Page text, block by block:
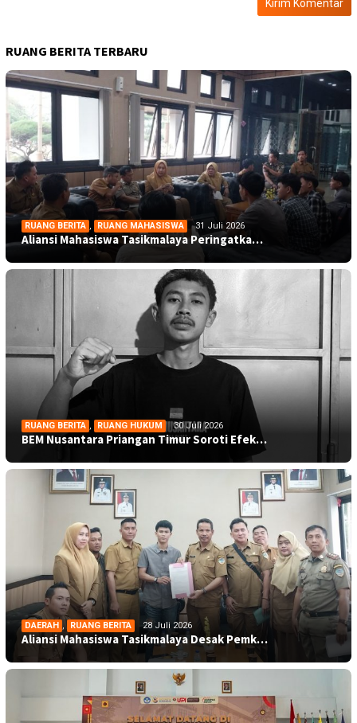
RUANG BERITA TERBARU
RUANG BERITA , RUANG MAHASISWA 31 Juli 2026
Aliansi Mahasiswa Tasikmalaya Peringatka…
RUANG BERITA , RUANG HUKUM 30 Juli 2026
BEM Nusantara Priangan Timur Soroti Efek…
DAERAH , RUANG BERITA 28 Juli 2026
Aliansi Mahasiswa Tasikmalaya Desak Pemk…